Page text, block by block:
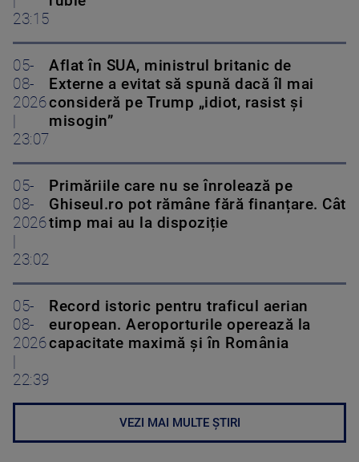
23:15
05-
08-
2026
23:07
Aflat în SUA, ministrul britanic de
Externe a evitat să spună dacă îl mai
consideră pe Trump „idiot, rasist și
misogin”
05-
08-
2026
23:02
Primăriile care nu se înrolează pe
Ghiseul.ro pot rămâne fără finanțare. Cât
timp mai au la dispoziție
05-
08-
2026
22:39
Record istoric pentru traficul aerian
european. Aeroporturile operează la
capacitate maximă și în România
VEZI MAI MULTE ȘTIRI